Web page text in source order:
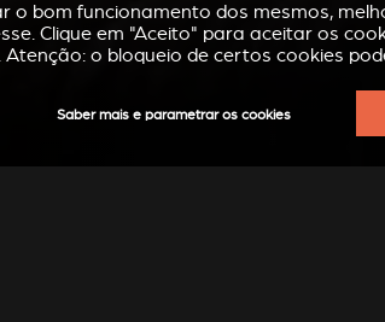
o bom funcionamento dos mesmos,
Clique em "Aceito" para aceitar os
Atenção: o bloqueio de certos cookies
Saber mais e parametrar os cookies